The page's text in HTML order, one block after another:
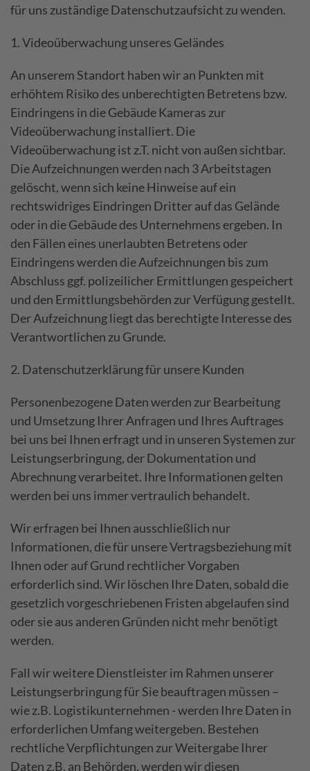
für uns zuständige Datenschutzaufsicht zu wenden.
1. Videoüberwachung unseres Geländes
An unserem Standort haben wir an Punkten mit
erhöhtem Risiko des unberechtigten Betretens bzw.
Eindringens in die Gebäude Kameras zur
Videoüberwachung installiert. Die
Videoüberwachung ist z.T. nicht von außen sichtbar.
Die Aufzeichnungen werden nach 3 Arbeitstagen
gelöscht, wenn sich keine Hinweise auf ein
rechtswidriges Eindringen Dritter auf das Gelände
oder in die Gebäude des Unternehmens ergeben. In
den Fällen eines unerlaubten Betretens oder
Eindringens werden die Aufzeichnungen bis zum
Abschluss ggf. polizeilicher Ermittlungen gespeichert
und den Ermittlungsbehörden zur Verfügung gestellt.
Der Aufzeichnung liegt das berechtigte Interesse des
Verantwortlichen zu Grunde.
2. Datenschutzerklärung für unsere Kunden
Personenbezogene Daten werden zur Bearbeitung
und Umsetzung Ihrer Anfragen und Ihres Auftrages
bei uns bei Ihnen erfragt und in unseren Systemen zur
Leistungserbringung, der Dokumentation und
Abrechnung verarbeitet. Ihre Informationen gelten
werden bei uns immer vertraulich behandelt.
Wir erfragen bei Ihnen ausschließlich nur
Informationen, die für unsere Vertragsbeziehung mit
Ihnen oder auf Grund rechtlicher Vorgaben
erforderlich sind. Wir löschen Ihre Daten, sobald die
gesetzlich vorgeschriebenen Fristen abgelaufen sind
oder sie aus anderen Gründen nicht mehr benötigt
werden.
Fall wir weitere Dienstleister im Rahmen unserer
Leistungserbringung für Sie beauftragen müssen –
wie z.B. Logistikunternehmen - werden Ihre Daten in
erforderlichen Umfang weitergeben. Bestehen
rechtliche Verpflichtungen zur Weitergabe Ihrer
Daten z.B. an Behörden, werden wir diesen